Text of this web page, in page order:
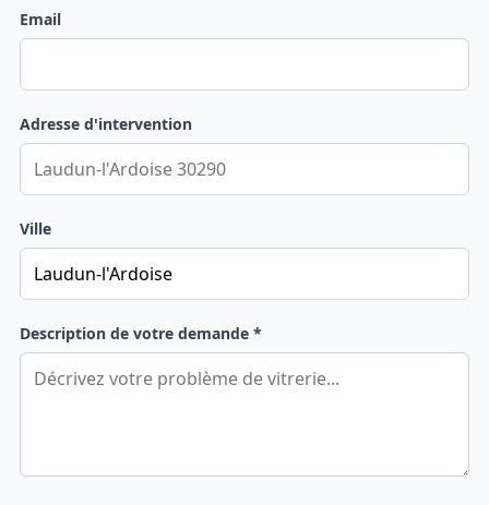
Email
Adresse d'intervention
Ville
Description de votre demande *